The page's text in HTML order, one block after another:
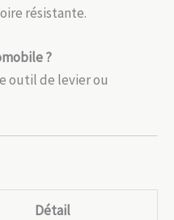
résistante.
?
outil de levier ou
Détail